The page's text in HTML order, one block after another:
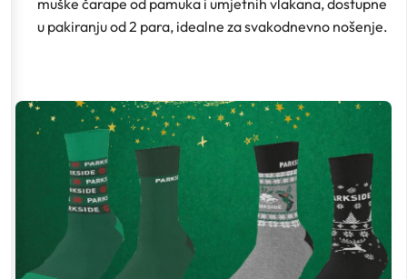
muške čarape od pamuka i umjetnih vlakana, dostupne
u pakiranju od 2 para, idealne za svakodnevno nošenje.